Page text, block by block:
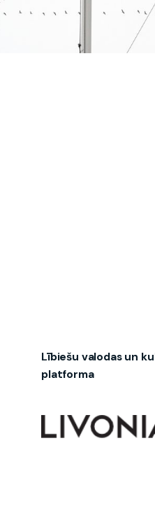
Lībiešu valodas un
platforma